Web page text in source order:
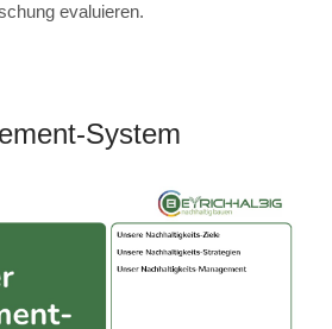
evaluieren.
System